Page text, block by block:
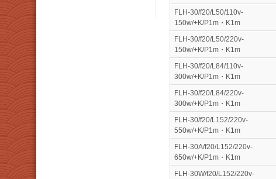
FLH-30/f20/L50/110v-
150w/+K/P1m・K1m
FLH-30/f20/L50/220v-
150w/+K/P1m・K1m
FLH-30/f20/L84/110v-
300w/+K/P1m・K1m
FLH-30/f20/L84/220v-
300w/+K/P1m・K1m
FLH-30/f20/L152/220v-
550w/+K/P1m・K1m
FLH-30A/f20/L152/220v-
650w/+K/P1m・K1m
FLH-30W/f20/L152/220v-